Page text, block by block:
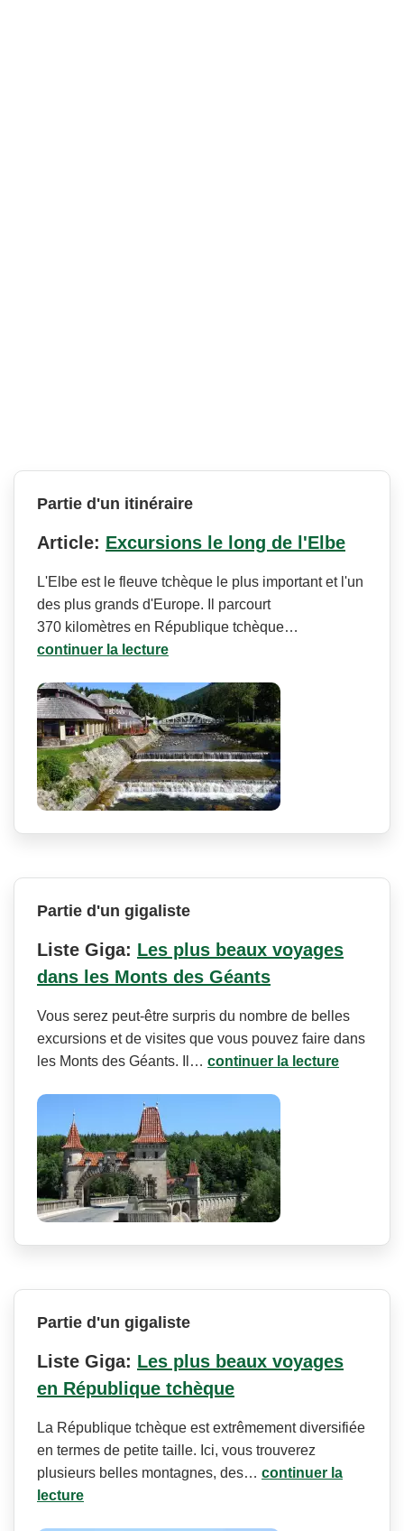
Partie d'un itinéraire
Article: Excursions le long de l'Elbe
L'Elbe est le fleuve tchèque le plus important et l'un
des plus grands d'Europe. Il parcourt
370 kilomètres en République tchèque…
continuer la lecture
Partie d'un gigaliste
Liste Giga: Les plus beaux voyages
dans les Monts des Géants
Vous serez peut-être surpris du nombre de belles
excursions et de visites que vous pouvez faire dans
les Monts des Géants. Il… continuer la lecture
Partie d'un gigaliste
Liste Giga: Les plus beaux voyages
en République tchèque
La République tchèque est extrêmement diversifiée
en termes de petite taille. Ici, vous trouverez
plusieurs belles montagnes, des… continuer la
lecture